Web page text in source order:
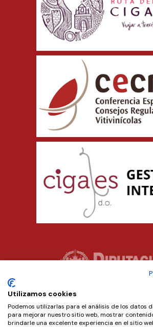
Utilizamos cookies
Podemos utilizarlas para el análisis de los datos
para mejorar nuestro sitio web, mostrar
brindarle una excelente experiencia en el sitio